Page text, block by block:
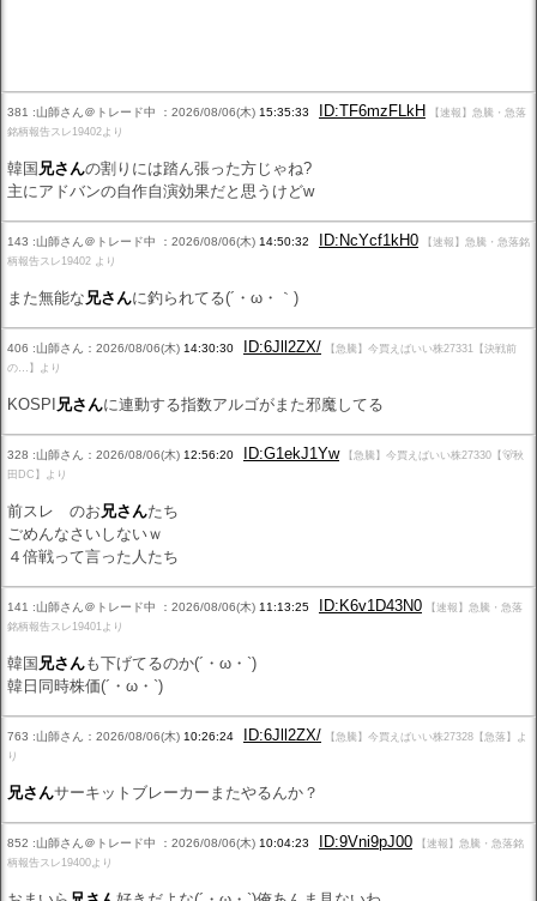
381 :山師さん＠トレード中 ：2026/08/06(木) 15:35:33 ID:TF6mzFLkH
【速報】急騰・急落
銘柄報告スレ19402より
韓国 兄さんの割りには踏ん張った方じゃね?
主にアドバンの自作自演効果だと思うけどw
143 :山師さん＠トレード中 ：2026/08/06(木) 14:50:32 ID:NcYcf1kH0
【速報】急騰・急落銘
柄報告スレ19402 より
また無能な兄さんに釣られてる(´・ω・｀)
406 :山師さん：2026/08/06(木) 14:30:30 ID:6Jll2ZX/
【急騰】今買えばいい株27331【決戦前
の…】より
KOSPI 兄さんに連動する指数アルゴがまた邪魔してる
328 :山師さん：2026/08/06(木) 12:56:20 ID:G1ekJ1Yw
【急騰】今買えばいい株27330【🐻秋
田DC】より
前スレ のお兄さんたち
ごめんなさいしないｗ
４倍戦って言った人たち
141 :山師さん＠トレード中 ：2026/08/06(木) 11:13:25 ID:K6v1D43N0
【速報】急騰・急落
銘柄報告スレ19401より
韓国 兄さんも下げてるのか(´・ω・`)
韓日同時株価(´・ω・`)
763 :山師さん：2026/08/06(木) 10:26:24 ID:6Jll2ZX/
【急騰】今買えばいい株27328【急落】よ
り
兄さんサーキットブレーカーまたやるんか？
852 :山師さん＠トレード中 ：2026/08/06(木) 10:04:23 ID:9Vni9pJ00
【速報】急騰・急落銘
柄報告スレ19400より